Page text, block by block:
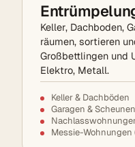
Keller, Dachboden,
räumen, sortieren
Großbettlingen und
Elektro, Metall.
Keller & Dachböden
Garagen & Scheunen
Messie-Wohnungen